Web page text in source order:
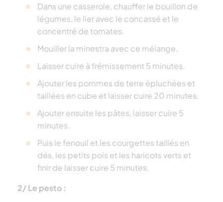
Dans une casserole, chauffer le bouillon de
légumes, le lier avec le concassé et le
concentré de tomates.
Mouiller la minestra avec ce mélange.
Laisser cuire à frémissement 5 minutes.
Ajouter les pommes de terre épluchées et
taillées en cube et laisser cuire 20 minutes.
Ajouter ensuite les pâtes, laisser cuire 5
minutes.
Puis le fenouil et les courgettes taillés en
dés, les petits pois et les haricots verts et
finir de laisser cuire 5 minutes.
2/ Le pesto :